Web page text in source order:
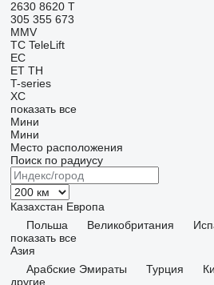
2630 8620 T
305 355 673
MMV
TC TeleLift
EC
ET TH
T-series
XC
показать все
Мини
Мини
Место расположения
Поиск по радиусу
Казахстан Европа
Польша
Великобритания
показать все
Азия
Арабские Эмираты
Турция
другие